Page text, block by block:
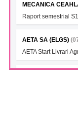
MECANICA
Raport semestrial
AETA SA (ELGS)
AETA Start Livrari